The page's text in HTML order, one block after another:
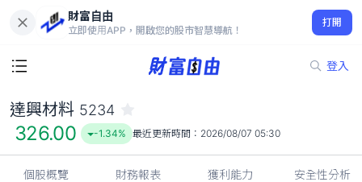
財富自由
立即使用APP，開啟您的股市智慧導航！
打開
登入
326.00
-1.34%
達興材料 5234
326.00 -1.34% 最近更新時間： 2026/08/07 05:30
個股概覽 財務報表 獲利能力 安全性分析